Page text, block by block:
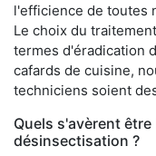
l'efficience de toutes
Le choix du
termes d'éradication
cafards de cuisine,
techniciens soient
Quels s'avèrent
désinsectisation ?